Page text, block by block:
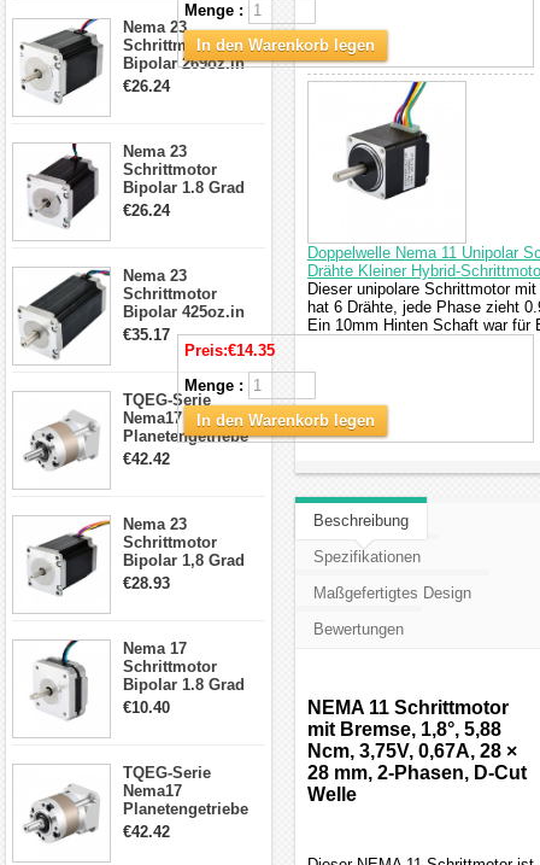
Drucker/CNC
Nema 23
Schrittmotor
Bipolar 269oz.in
2,8A 57x57x76mm
€26.24
Nema 23
Schrittmotor
Bipolar 1.8 Grad
1.9Nm 3A 3.36V 4
€26.24
Nema 23
Schrittmotor
Bipolar 425oz.in
4.2A 57x57x114mm
4 Draht Hybrid
€35.17
TQEG-Serie
Nema17
Planetengetriebe
5:1 Spiel 15Arc-
€42.42
Nema 23
Schrittmotor
Bipolar 1,8 Grad
2,83Nm 4 A 2,26V
€28.93
Nema 17
Schrittmotor
Bipolar 1.8 Grad
8.7Ncm 1A 3.5V 4
€10.40
TQEG-Serie
Nema17
Planetengetriebe
10:1 Spiel 15Arc-
€42.42
Menge :
In den Warenkorb legen
Doppelwelle Nema 11 Unipolar
Drähte Kleiner Hybrid-
Dieser unipolare Schrittmotor
hat 6 Drähte, jede Phase zieht
Ein 10mm Hinten Schaft war für
Preis:€14.35
Menge :
In den Warenkorb legen
Beschreibung
Spezifikationen
Maßgefertigtes Design
Bewertungen
NEMA 11 Schrittmotor
mit Bremse, 1,8°, 5,88
Ncm, 3,75V, 0,67A, 28 ×
28 mm, 2-Phasen, D-Cut
Welle